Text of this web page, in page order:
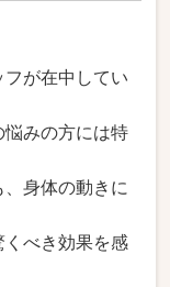
が在中してい
悩みの方には特
身体の動きに
べき効果を感